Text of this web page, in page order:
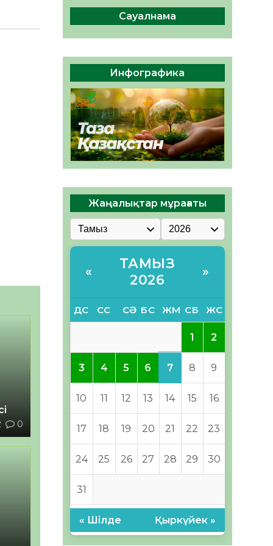
0
беруге дайын
ӘРБІР ДАУЫС – ҚОҒАМ
ДАМУЫНА ҚОСЫЛҒАН
ҮЛЕС
05.08.2026
39 0
Сауалнама
Инфографика
Жаңалықтар мұрағаты
«
ТАМЫЗ
2026
»
ДС СС СӘ БС ЖМ СБ ЖС
1 2
3 4 5 6 7 8 9
10 11 12 13 14 15 16
17 18 19 20 21 22 23
24 25 26 27 28 29 30
31
« Шілде Қыркүйек »